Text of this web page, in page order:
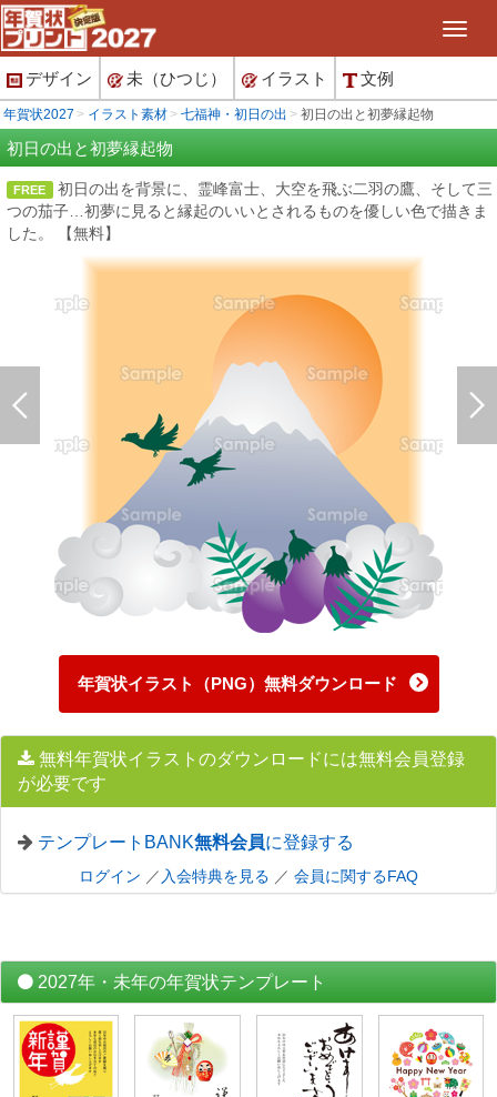
デザイン 未（ひつじ） イラスト 文例
年賀状2027 イラスト素材 七福神・初日の出 初日の出と初夢縁起物
初日の出と初夢縁起物
FREE 初日の出を背景に、霊峰富士、大空を飛ぶ二羽の鷹、そして三
つの茄子…初夢に見ると縁起のいいとされるものを優しい色で描きま
した。 【無料】
年賀状イラスト（PNG）無料ダウンロード
無料年賀状イラストのダウンロードには無料会員登録
が必要です
テンプレートBANK無料会員に登録する
ログイン ／ 入会特典を見る ／ 会員に関するFAQ
2027年・未年の年賀状テンプレート